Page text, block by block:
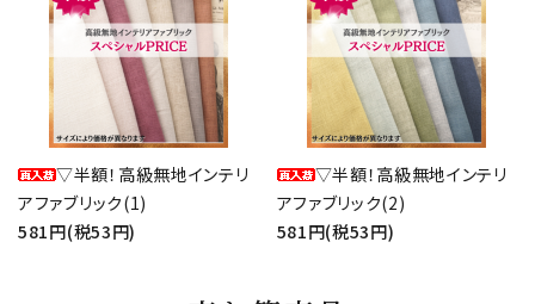
▽半額！高級無地インテリ
アファブリック(1)
581円(税53円)
▽半額！高級無地インテリ
アファブリック(2)
581円(税53円)